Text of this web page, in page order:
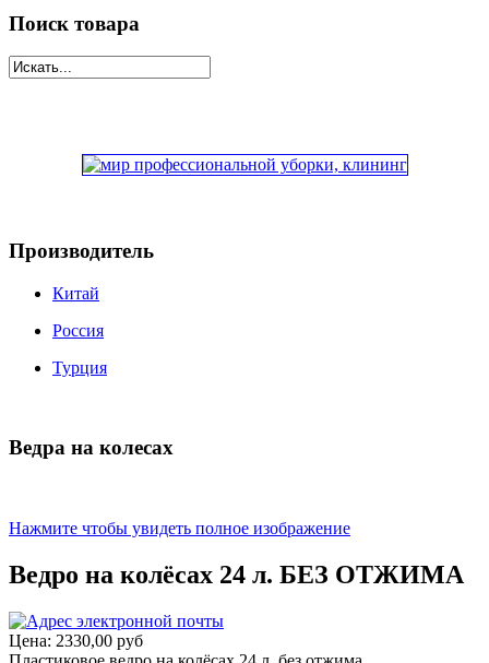
Поиск товара
Производитель
Китай
Россия
Турция
Ведра на колесах
Нажмите чтобы увидеть полное изображение
Ведро на колёсах 24 л. БЕЗ ОТЖИМА
Цена: 2330,00 руб